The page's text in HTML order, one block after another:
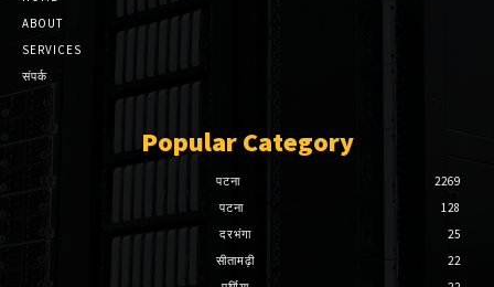
ABOUT
SERVICES
संपर्क
Popular Category
पटना
2269
पटना
128
दरभंगा
25
सीतामढ़ी
22